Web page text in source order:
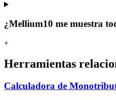
¿Mellium10 me muestra
+
Herramientas
Calculadora de